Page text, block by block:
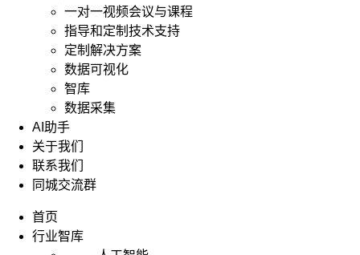
一对一视频会议与课程
指导和定制技术支持
定制解决方案
数据可视化
智库
数据采集
AI助手
关于我们
联系我们
同城交流群
首页
行业智库